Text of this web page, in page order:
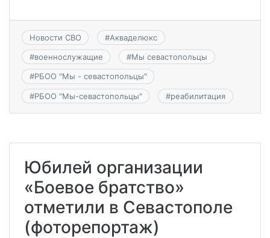
Новости СВО #Акваделюкс
#военнослужащие #Мы севастопольцы
#РБОО "Мы - севастопольцы"
#РБОО "Мы-севастопольцы" #реабилитация
Юбилей организации
«Боевое братство»
отметили в Севастополе
(фоторепортаж)